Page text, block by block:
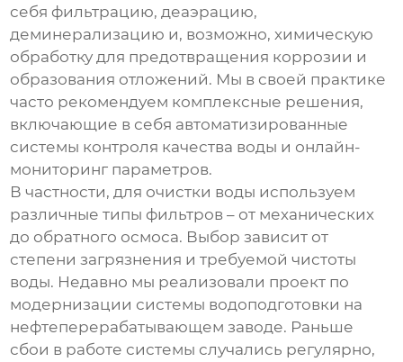
себя фильтрацию, деаэрацию,
деминерализацию и, возможно, химическую
обработку для предотвращения коррозии и
образования отложений. Мы в своей практике
часто рекомендуем комплексные решения,
включающие в себя автоматизированные
системы контроля качества воды и онлайн-
мониторинг параметров.
В частности, для очистки воды используем
различные типы фильтров – от механических
до обратного осмоса. Выбор зависит от
степени загрязнения и требуемой чистоты
воды. Недавно мы реализовали проект по
модернизации системы водоподготовки на
нефтеперерабатывающем заводе. Раньше
сбои в работе системы случались регулярно,